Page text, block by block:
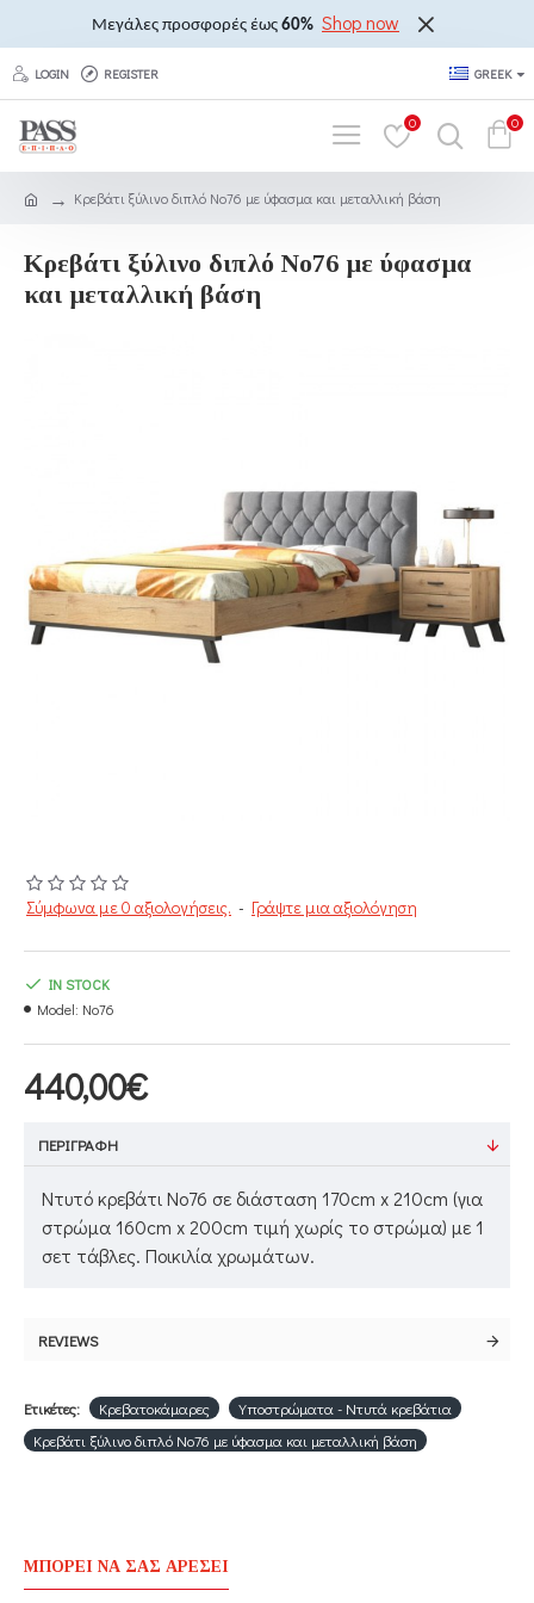
Μεγάλες προσφορές έως 60% Shop now
LOGIN REGISTER GREEK
0 0
Κρεβάτι ξύλινο διπλό Νο76 με ύφασμα και μεταλλική βάση
Κρεβάτι ξύλινο διπλό Νο76 με ύφασμα
και μεταλλική βάση
Σύμφωνα με 0 αξιολογήσεις. - Γράψτε μια αξιολόγηση
440,00€
IN STOCK
Model: Νο76
ΠΕΡΙΓΡΑΦΉ
Ντυτό κρεβάτι Νο76 σε διάσταση 170cm x 210cm (για
στρώμα 160cm x 200cm τιμή χωρίς το στρώμα) με 1
σετ τάβλες. Ποικιλία χρωμάτων.
REVIEWS
Ετικέτες: Κρεβατοκάμαρες
Υποστρώματα - Ντυτά κρεβάτια
Κρεβάτι ξύλινο διπλό Νο76 με ύφασμα και μεταλλική βάση
ΜΠΟΡΕΊ ΝΑ ΣΑΣ ΑΡΈΣΕΙ